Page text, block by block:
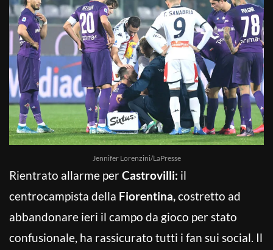
Jennifer Lorenzini/LaPresse
Rientrato allarme perCastrovilli: il
centrocampista della Fiorentina,costretto ad
abbandonare ieri il campo da gioco per stato
confusionale, ha rassicurato tutti i fan sui social. Il